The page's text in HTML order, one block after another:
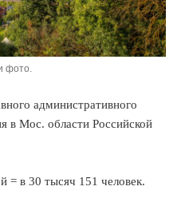
фото.
административного
в Мос. области Российской
= в 30 тысяч 151 человек.